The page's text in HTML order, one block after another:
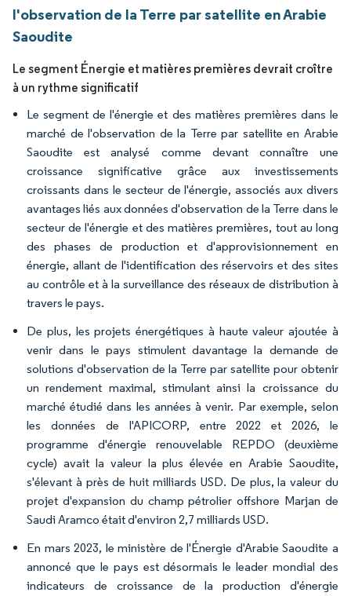
l'observation de la Terre par satellite en Arabie
Saoudite
Le segment Énergie et matières premières devrait croître
à un rythme significatif
Le segment de l'énergie et des matières premières dans le
marché de l'observation de la Terre par satellite en Arabie
Saoudite est analysé comme devant connaître une
croissance significative grâce aux investissements
croissants dans le secteur de l'énergie, associés aux divers
avantages liés aux données d'observation de la Terre dans le
secteur de l'énergie et des matières premières, tout au long
des phases de production et d'approvisionnement en
énergie, allant de l'identification des réservoirs et des sites
au contrôle et à la surveillance des réseaux de distribution à
travers le pays.
De plus, les projets énergétiques à haute valeur ajoutée à
venir dans le pays stimulent davantage la demande de
solutions d'observation de la Terre par satellite pour obtenir
un rendement maximal, stimulant ainsi la croissance du
marché étudié dans les années à venir. Par exemple, selon
les données de l'APICORP, entre 2022 et 2026, le
programme d'énergie renouvelable REPDO (deuxième
cycle) avait la valeur la plus élevée en Arabie Saoudite,
s'élevant à près de huit milliards USD. De plus, la valeur du
projet d'expansion du champ pétrolier offshore Marjan de
Saudi Aramco était d'environ 2,7 milliards USD.
En mars 2023, le ministère de l'Énergie d'Arabie Saoudite a
annoncé que le pays est désormais le leader mondial des
indicateurs de croissance de la production d'énergie